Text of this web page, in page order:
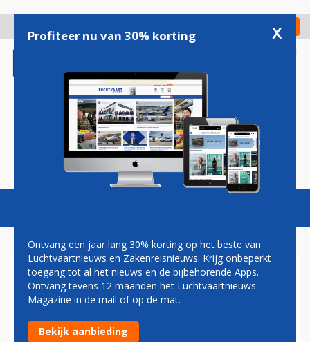
gaan
Check in
Magazine Podcasts Vacatures
GRONDPERSONEEL AIR
FRANCE-KLM STAAKT
WOENSDAG IN ITALIË
Profiteer nu van 30% korting x
Ontvang een jaar lang 30% korting op het beste van
Luchtvaartnieuws en Zakenreisnieuws. Krijg onbeperkt
toegang tot al het nieuws en de bijbehorende Apps.
Ontvang tevens 12 maanden het Luchtvaartnieuws
Magazine in de mail of op de mat.
Bekijk aanbieding